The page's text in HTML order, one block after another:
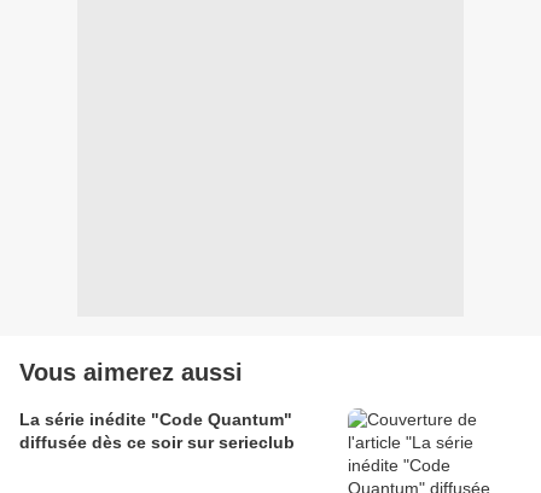
Vous aimerez aussi
La série inédite "Code Quantum"
diffusée dès ce soir sur serieclub